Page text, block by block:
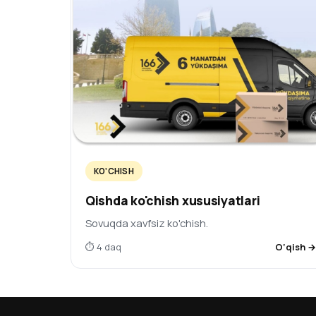
KO‘CHISH
Qishda ko'chish xususiyatlari
Sovuqda xavfsiz ko'chish.
⏱ 4 daq O‘qish →